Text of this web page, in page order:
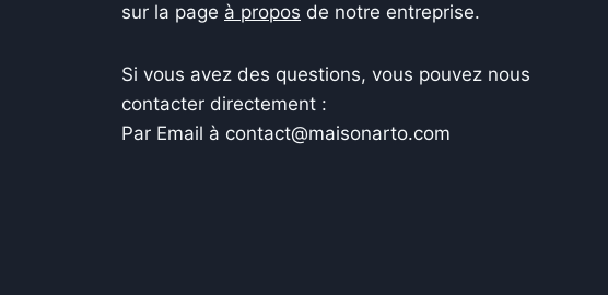
sur la page à propos de notre entreprise.
Si vous avez des questions, vous pouvez nous
contacter directement :
Par Email à contact@maisonarto.com